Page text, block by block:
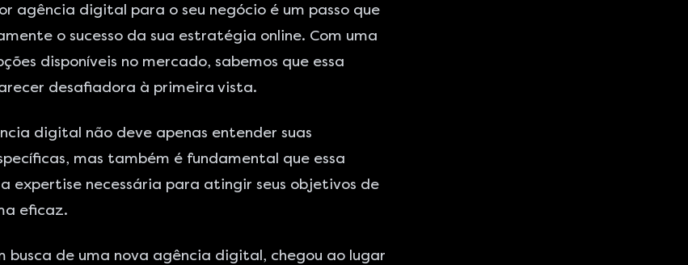
agência digital para o seu negócio é um passo que
o sucesso da sua estratégia online. Com uma
disponíveis no mercado, sabemos que essa
desafiadora à primeira vista.
digital não deve apenas entender suas
mas também é fundamental que essa
expertise necessária para atingir seus objetivos de
eficaz.
busca de uma nova agência digital, chegou ao lugar